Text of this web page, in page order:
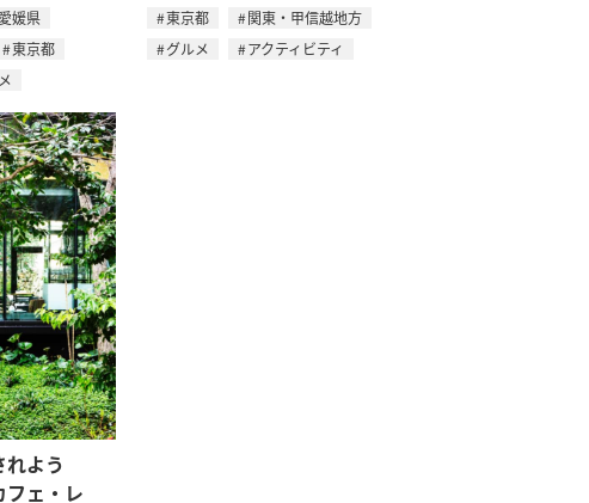
愛媛県
東京都
東京都
関東・甲信越地方
グルメ
アクティビティ
よう
ェ・レ